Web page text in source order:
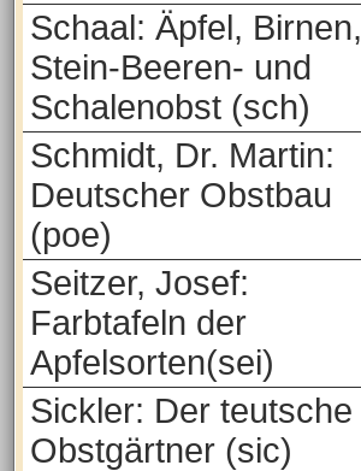
Schaal: Äpfel, Birnen,
Stein-Beeren- und
Schalenobst (sch)
Schmidt, Dr. Martin:
Deutscher Obstbau
(poe)
Seitzer, Josef:
Farbtafeln der
Apfelsorten(sei)
Sickler: Der teutsche
Obstgärtner (sic)